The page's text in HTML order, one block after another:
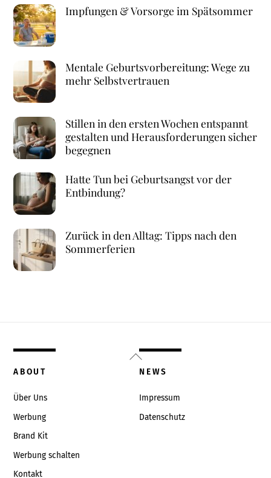
Impfungen & Vorsorge im Spätsommer
Mentale Geburtsvorbereitung: Wege zu
mehr Selbstvertrauen
Stillen in den ersten Wochen entspannt
gestalten und Herausforderungen sicher
begegnen
Hatte Tun bei Geburtsangst vor der
Entbindung?
Zurück in den Alltag: Tipps nach den
Sommerferien
Back
To
ABOUT
Über Uns
Werbung
Brand Kit
Werbung schalten
Kontakt
NEWS
Impressum
Datenschutz